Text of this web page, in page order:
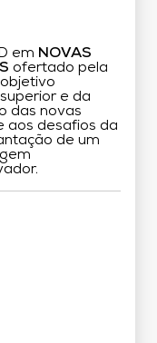
em NOVAS
ofertado pela
e da
das novas
aos desafios da
de um